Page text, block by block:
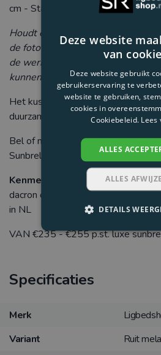
cm - Standaard 3 jaar
Houdt er rekening mee dat de
de foto door de lichtinval anders
de werkelijkheid. Levertijden van
kunnen lang zijn.
Het kussen is een Nederlands
duurzame en
recyclebare
Bel of mail over maatwerk of
Sunbrella ligbedkussen.
Kenmerken
: Polyether SG30
dacron opvulling, uitwasbaar,
in NL
VAN €235 - €255 p.st. luxe
Specificaties
Merk
Variant
Ruit
Deze website
van
Deze website gebruikt
gebruikerservaring te
website te gebruiken,
cookies in
Cookiebeleid. Lees
ALLES
ALLES
DETAILS